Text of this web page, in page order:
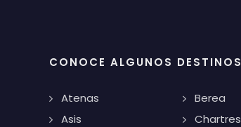
CONOCE ALGUNOS DESTINOS
Atenas
Asis
Berea
Chartres